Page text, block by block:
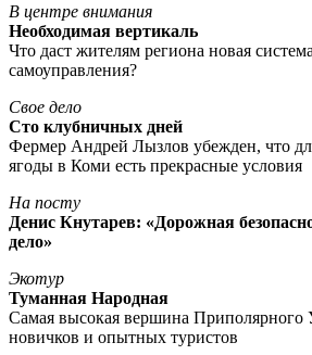
В центре внимания
Необходимая вертикаль
Что даст жителям региона новая
самоуправления?
Свое дело
Сто клубничных дней
Фермер Андрей Лызлов убежден, что
ягоды в Коми есть прекрасные условия
На посту
Денис Кнутарев: «Дорожная
дело»
Экотур
Туманная Народная
Самая высокая вершина Приполярного
новичков и опытных туристов